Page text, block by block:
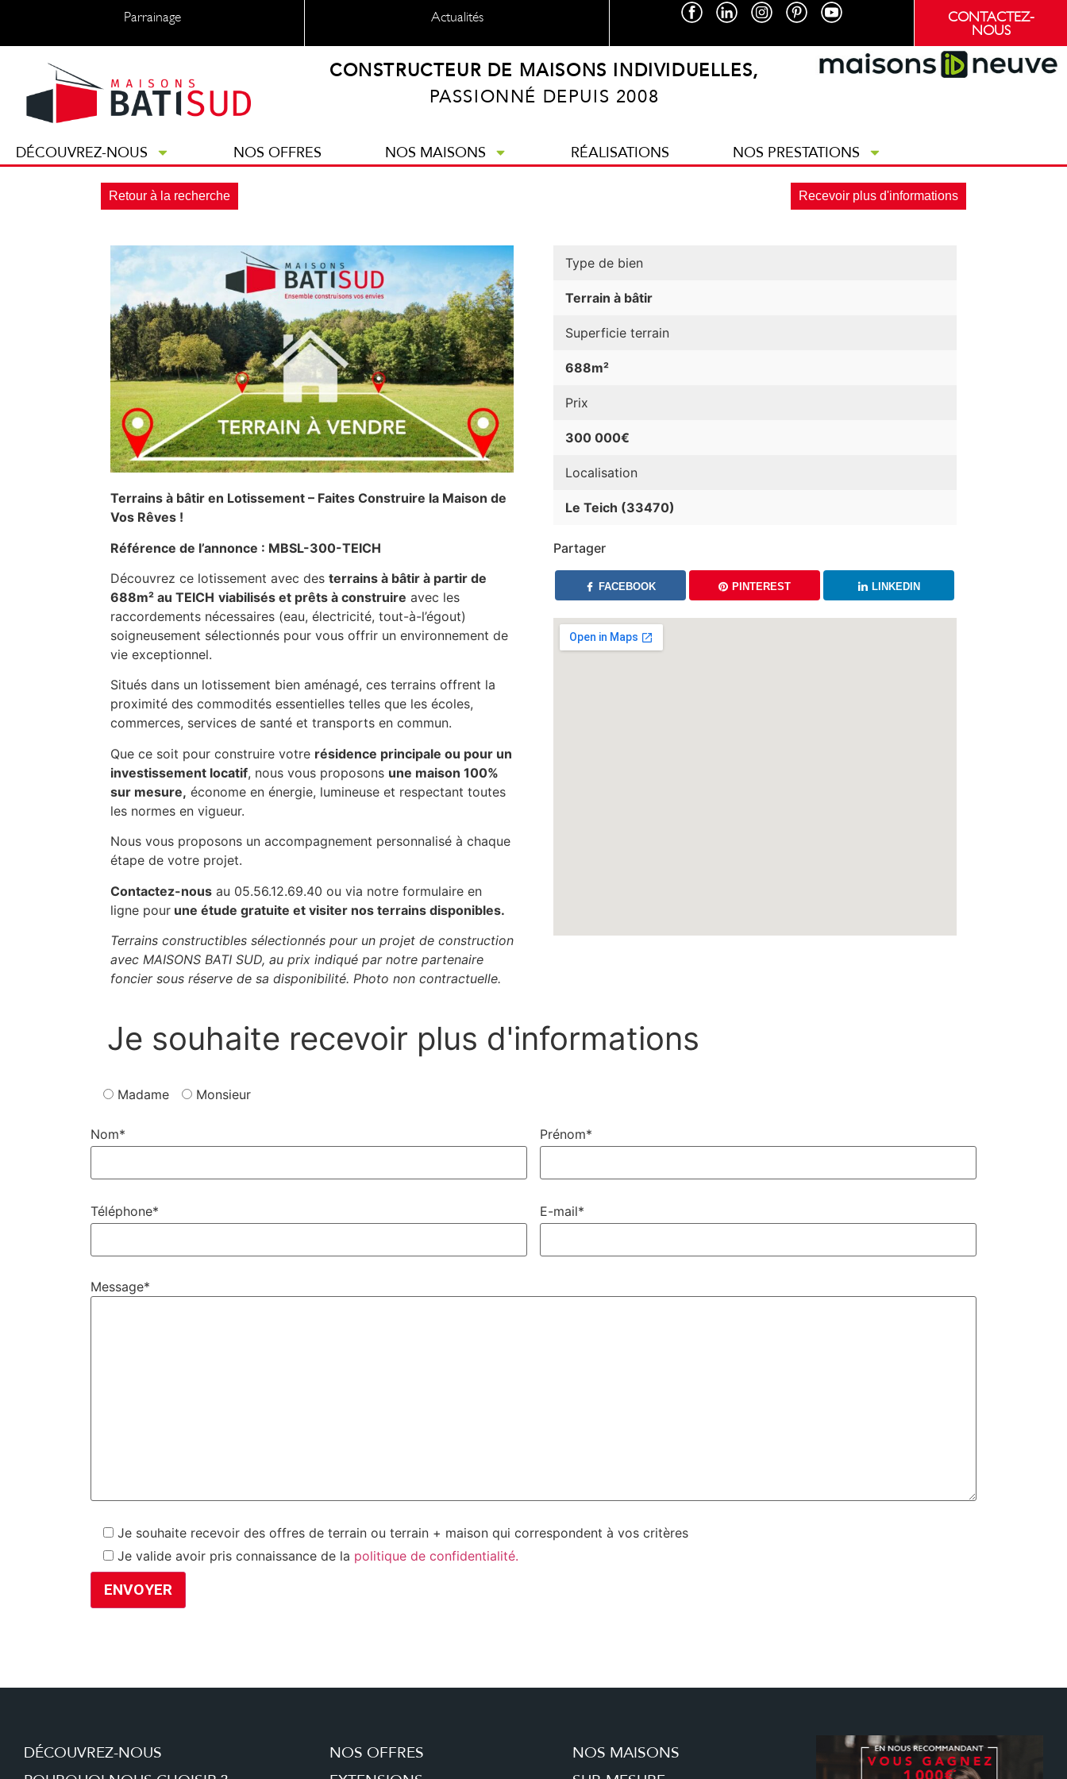
Parrainage Actualités CONTACTEZ-
NOUS
CONSTRUCTEUR DE MAISONS INDIVIDUELLES,
PASSIONNÉ DEPUIS 2008
DÉCOUVREZ-NOUS NOS OFFRES NOS MAISONS RÉALISATIONS NOS PRESTATIONS
Retour à la recherche Recevoir plus d'informations
Terrains à bâtir en Lotissement – Faites Construire la Maison de
Vos Rêves !
Référence de l’annonce : MBSL-300-TEICH
Découvrez ce lotissement avec des terrains à bâtir à partir de
688m² au TEICH viabilisés et prêts à construire avec les
raccordements nécessaires (eau, électricité, tout-à-l’égout)
soigneusement sélectionnés pour vous offrir un environnement de
vie exceptionnel.
Situés dans un lotissement bien aménagé, ces terrains offrent la
proximité des commodités essentielles telles que les écoles,
commerces, services de santé et transports en commun.
Que ce soit pour construire votre résidence principale ou pour un
investissement locatif, nous vous proposons une maison 100%
sur mesure, économe en énergie, lumineuse et respectant toutes
les normes en vigueur.
Nous vous proposons un accompagnement personnalisé à chaque
étape de votre projet.
Contactez-nous au 05.56.12.69.40 ou via notre formulaire en
ligne pour une étude gratuite et visiter nos terrains disponibles.
Terrains constructibles sélectionnés pour un projet de construction
avec MAISONS BATI SUD, au prix indiqué par notre partenaire
foncier sous réserve de sa disponibilité. Photo non contractuelle.
Type de bien
Terrain à bâtir
Superficie terrain
688m²
Prix
300 000€
Localisation
Le Teich (33470)
Partager
FACEBOOK PINTEREST LINKEDIN
Je souhaite recevoir plus d'informations
Madame Monsieur
Nom* Prénom*
Téléphone* E-mail*
Message*
Je souhaite recevoir des offres de terrain ou terrain + maison qui correspondent à vos critères
Je valide avoir pris connaissance de la politique de confidentialité.
DÉCOUVREZ-NOUS
NOS OFFRES
NOS MAISONS